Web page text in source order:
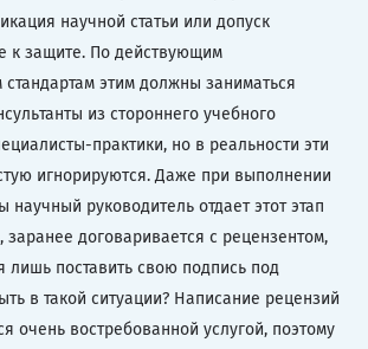
научной статьи или допуск
к защите. По действующим
этим должны заниматься
из стороннего учебного
практики, но в реальности эти
игнорируются. Даже при выполнении
руководитель отдает этот этап
заранее договаривается с рецензентом,
лишь поставить свою подпись под
в такой ситуации? Написание рецензий
очень востребованной услугой, поэтому